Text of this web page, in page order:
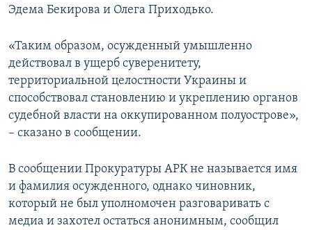
Эдема Бекирова и Олега Приходько.
«Таким образом, осужденный умышленно
действовал в ущерб суверенитету,
территориальной целостности Украины и
способствовал становлению и укреплению органов
судебной власти на оккупированном полуострове»,
– сказано в сообщении.
В сообщении Прокуратуры АРК не называется имя
и фамилия осужденного, однако чиновник,
который не был уполномочен разговаривать с
медиа и захотел остаться анонимным, сообщил